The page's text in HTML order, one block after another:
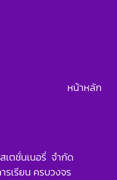
หน้าหลัก
ตชั่นเนอรี่ จำกัด
เรียน ครบวงจร